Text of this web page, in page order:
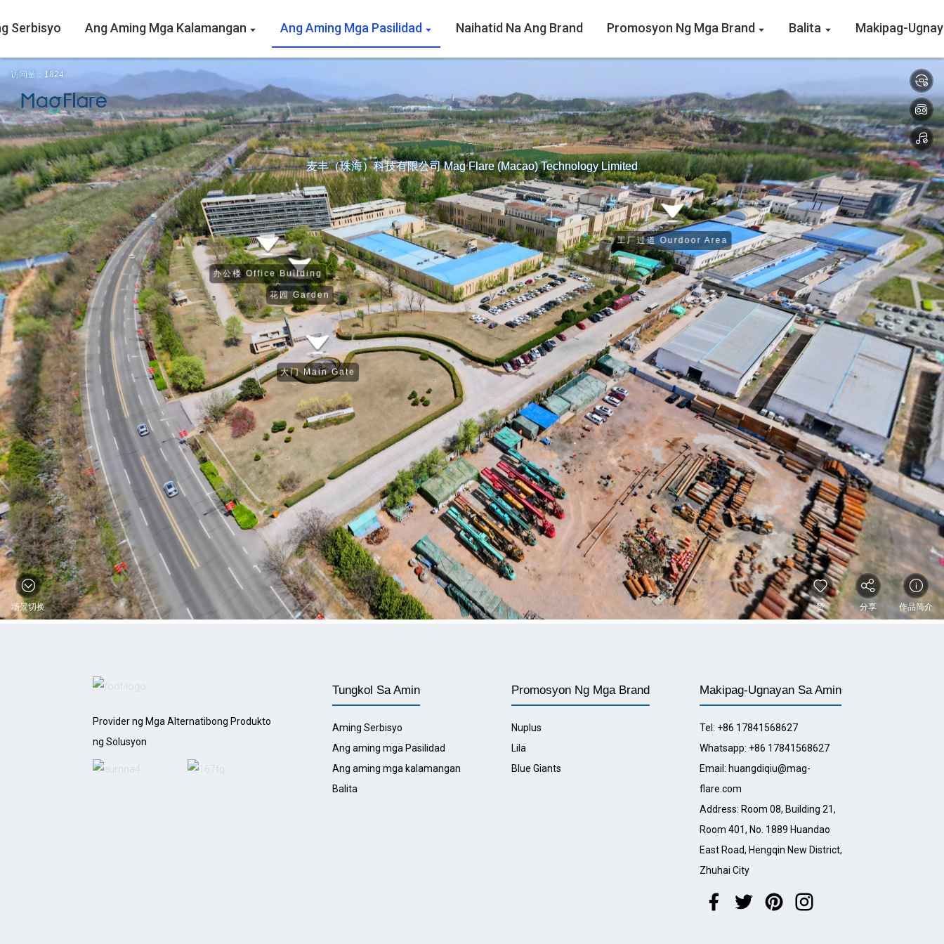
Serbisyo Ang Aming Mga Kalamangan Ang Aming Mga Pasilidad Naihatid Na Ang Brand Promosyon Ng Mga Brand Balita Makipag-
Provider ng Mga Alternatibong Produkto
ng Solusyon
Tungkol Sa Amin
Aming Serbisyo
Ang aming mga Pasilidad
Ang aming mga kalamangan
Balita
Promosyon Ng Mga Brand
Nuplus
Lila
Blue Giants
Makipag-Ugnayan Sa Amin
Tel: +86 17841568627
Whatsapp: +86 17841568627
Email: huangdiqiu@mag-
flare.com
Address: Room 08, Building 21,
Room 401, No. 1889 Huandao
East Road, Hengqin New District,
Zhuhai City